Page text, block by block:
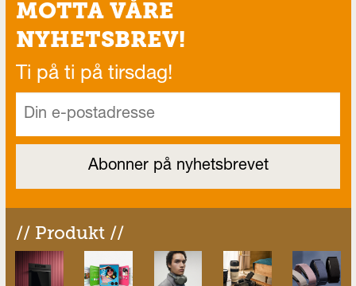
MOTTA VÅRE
NYHETSBREV!
Ti på ti på tirsdag!
// Produkt //